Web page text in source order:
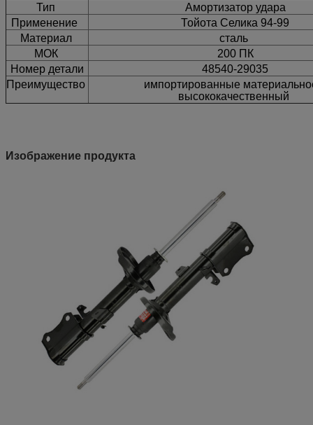
Тип
Амортизатор удара
Применение
Тойота Селика 94-99
Материал
сталь
МОК
200 ПК
Номер детали
48540-29035
Преимущество
импортированные
высококачественный
Изображение продукта